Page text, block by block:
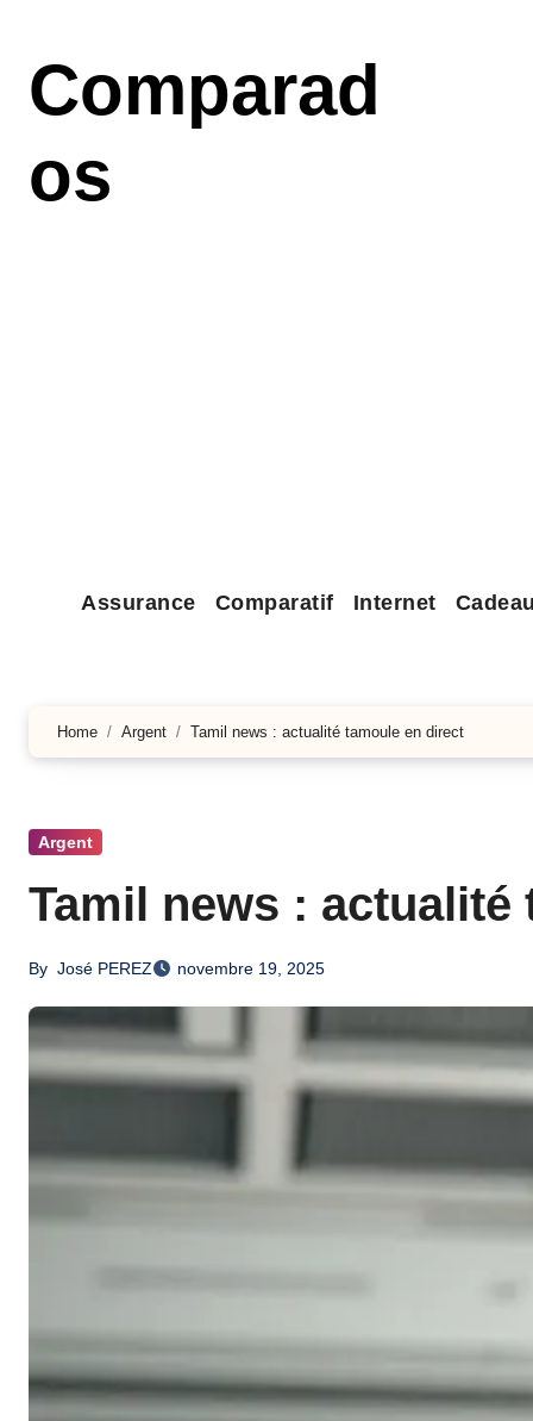
contenu
principal
Comparad
os
Assurance Comparatif Internet
Home Argent Tamil news : actualité tamoule en direct
Argent
Tamil news :
By José PEREZ novembre 19, 2025